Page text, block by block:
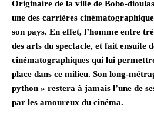
Originaire de la ville de Bobo-
une des carrières
son pays. En effet, l’homme entre
des arts du spectacle, et fait ensuite
cinématographiques qui lui
place dans ce milieu. Son long-
python » restera à jamais l’une de
par les amoureux du cinéma.